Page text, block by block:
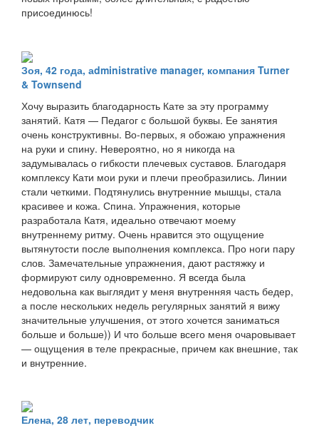
присоединюсь!
Зоя, 42 года, аdministrative manager, компания Turner
& Townsend
Хочу выразить благодарность Кате за эту программу
занятий. Катя — Педагог с большой буквы. Ее занятия
очень конструктивны. Во-первых, я обожаю упражнения
на руки и спину. Невероятно, но я никогда на
задумывалась о гибкости плечевых суставов. Благодаря
комплексу Кати мои руки и плечи преобразились. Линии
стали четкими. Подтянулись внутренние мышцы, стала
красивее и кожа. Спина. Упражнения, которые
разработала Катя, идеально отвечают моему
внутреннему ритму. Очень нравится это ощущение
вытянутости после выполнения комплекса. Про ноги пару
слов. Замечательные упражнения, дают растяжку и
формируют силу одновременно. Я всегда была
недовольна как выглядит у меня внутренняя часть бедер,
а после нескольких недель регулярных занятий я вижу
значительные улучшения, от этого хочется заниматься
больше и больше)) И что больше всего меня очаровывает
— ощущения в теле прекрасные, причем как внешние, так
и внутренние.
Елена, 28 лет, переводчик